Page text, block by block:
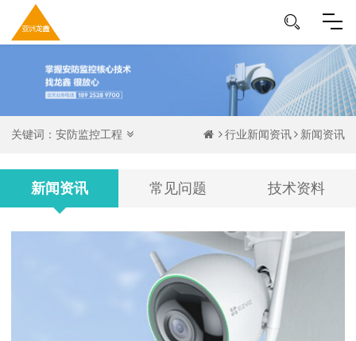
关键词： 安防监控工程 行业新闻资讯 新闻资讯
新闻资讯 常见问题 技术资料